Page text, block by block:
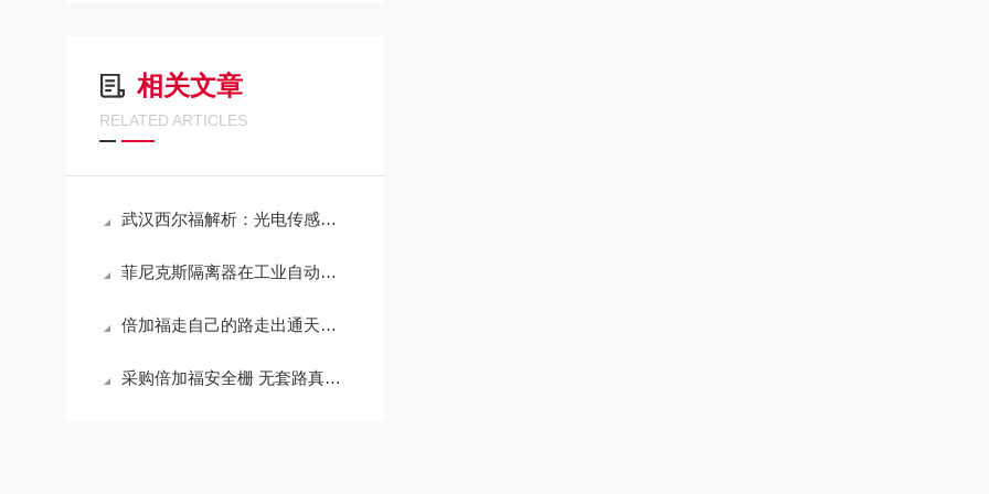
相关文章
RELATED ARTICLES
武汉西尔福解析：光电传感器的工作原理
菲尼克斯隔离器在工业自动化中的关键应用
倍加福走自己的路走出通天大道
采购倍加福安全栅 无套路真实惠一切尽在武汉西尔福贸易